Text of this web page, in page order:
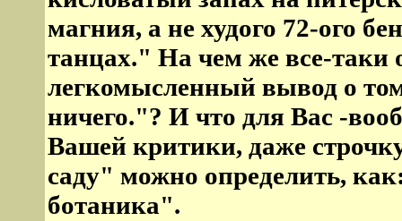
магния, а не худого 72-ого
танцах." На чем же все-таки
легкомысленный вывод о
ничего."? И что для Вас -
Вашей критики, даже
саду" можно определить,
ботаника".